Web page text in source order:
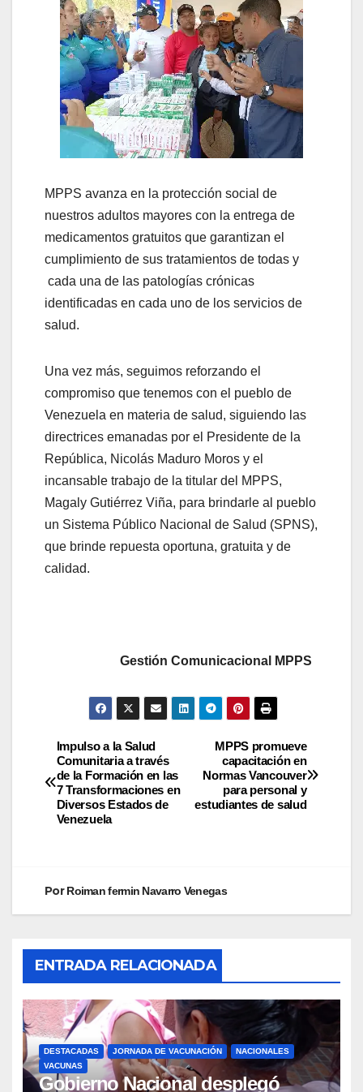
MPPS avanza en la protección social de
nuestros adultos mayores con la entrega de
medicamentos gratuitos que garantizan el
cumplimiento de sus tratamientos de todas y
cada una de las patologías crónicas
identificadas en cada uno de los servicios de
salud.
Una vez más, seguimos reforzando el
compromiso que tenemos con el pueblo de
Venezuela en materia de salud, siguiendo las
directrices emanadas por el Presidente de la
República, Nicolás Maduro Moros y el
incansable trabajo de la titular del MPPS,
Magaly Gutiérrez Viña, para brindarle al pueblo
un Sistema Público Nacional de Salud (SPNS),
que brinde repuesta oportuna, gratuita y de
calidad.
Gestión Comunicacional MPPS
MPPS promueve
capacitación en
Normas Vancouver
para personal y
estudiantes de salud
Impulso a la Salud
Comunitaria a través
de la Formación en las
7 Transformaciones en
Diversos Estados de
Venezuela
PorRoiman fermin Navarro Venegas
ENTRADA RELACIONADA
DESTACADAS JORNADA DE VACUNACIÓN
NACIONALES
VACUNAS
Gobierno Nacional desplegó